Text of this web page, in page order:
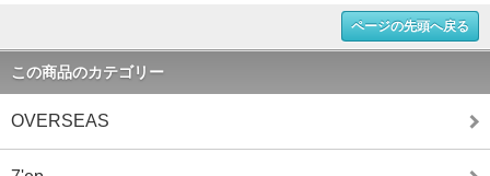
ページの先頭へ戻る
この商品のカテゴリー
OVERSEAS